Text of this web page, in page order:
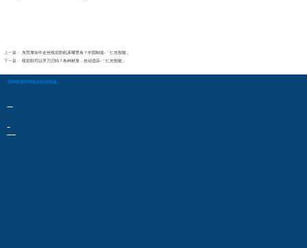
上一篇： 东莞厚街中走丝线切割机床哪里有？中国制造-「仁光智能」
下一篇： 线切割可以开刀刃吗？各种材质，自动适应-「仁光智能」
2024欧洲杯网投的友情链接：